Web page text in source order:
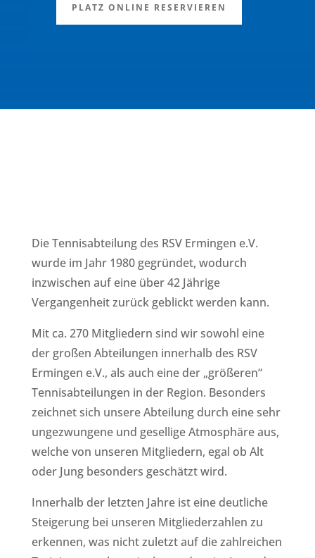
PLATZ ONLINE RESERVIEREN
Die Tennisabteilung des RSV Ermingen e.V.
wurde im Jahr 1980 gegründet, wodurch
inzwischen auf eine über 42 Jährige
Vergangenheit zurück geblickt werden kann.
Mit ca. 270 Mitgliedern sind wir sowohl eine
der großen Abteilungen innerhalb des RSV
Ermingen e.V., als auch eine der „größeren“
Tennisabteilungen in der Region. Besonders
zeichnet sich unsere Abteilung durch eine sehr
ungezwungene und gesellige Atmosphäre aus,
welche von unseren Mitgliedern, egal ob Alt
oder Jung besonders geschätzt wird.
Innerhalb der letzten Jahre ist eine deutliche
Steigerung bei unseren Mitgliederzahlen zu
erkennen, was nicht zuletzt auf die zahlreichen